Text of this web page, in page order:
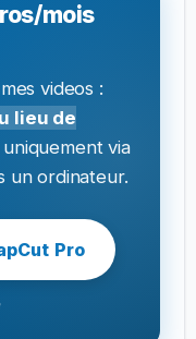
mois
videos :
lieu de
via
un ordinateur.
Pro